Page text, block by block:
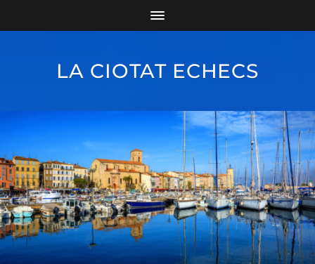
LA CIOTAT ECHECS